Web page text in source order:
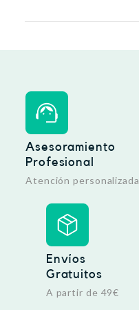
Asesoramiento
Profesional
Atención personalizada
Envíos
Gratuitos
A partir de 49€